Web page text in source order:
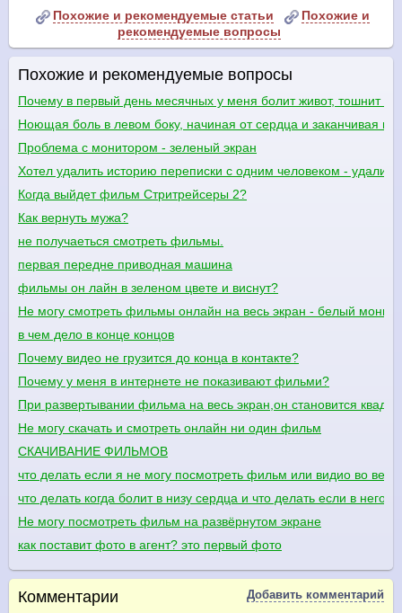
Похожие и рекомендуемые статьи
Похожие и
рекомендуемые вопросы
Похожие и рекомендуемые вопросы
Почему в первый день месячных у меня болит живот, тошнит и
Ноющая боль в левом боку, начиная от сердца и заканчивая
Проблема с монитором - зеленый экран
Хотел удалить историю переписки с одним человеком -
Когда выйдет фильм Стритрейсеры 2?
Как вернуть мужа?
не получаеться смотреть фильмы.
первая передне приводная машина
фильмы он лайн в зеленом цвете и виснут?
Не могу смотреть фильмы онлайн на весь экран - белый
в чем дело в конце концов
Почему видео не грузится до конца в контакте?
Почему у меня в интернете не показивают фильми?
При развертывании фильма на весь экран,он становится
Не могу скачать и смотреть онлайн ни один фильм
СКАЧИВАНИЕ ФИЛЬМОВ
что делать если я не могу посмотреть фильм или видио во
что делать когда болит в низу сердца и что делать если в него
Не могу посмотреть фильм на развёрнутом экране
как поставит фото в агент? это первый фото
Комментарии Добавить комментарий